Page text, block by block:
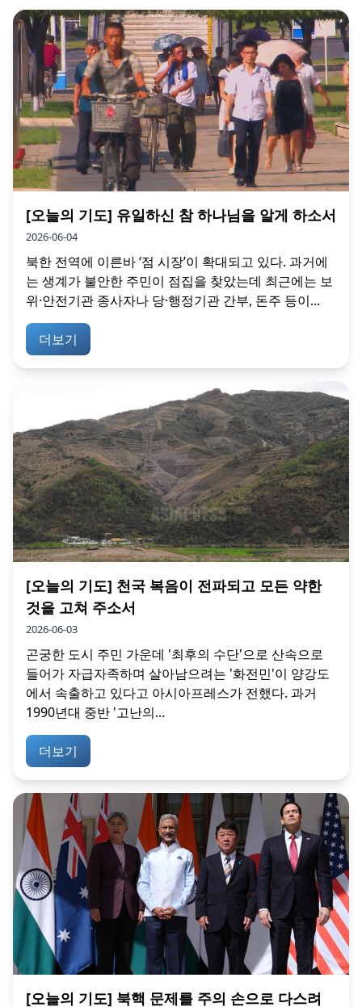
[오늘의 기도] 유일하신 참 하나님을 알게 하소서
2026-06-04
북한 전역에 이른바 ‘점 시장’이 확대되고 있다. 과거에
는 생계가 불안한 주민이 점집을 찾았는데 최근에는 보
위·안전기관 종사자나 당·행정기관 간부, 돈주 등이...
더보기
[오늘의 기도] 천국 복음이 전파되고 모든 약한
것을 고쳐 주소서
2026-06-03
곤궁한 도시 주민 가운데 '최후의 수단'으로 산속으로
들어가 자급자족하며 살아남으려는 '화전민'이 양강도
에서 속출하고 있다고 아시아프레스가 전했다. 과거
1990년대 중반 '고난의...
더보기
[오늘의 기도] 북핵 문제를 주의 손으로 다스려